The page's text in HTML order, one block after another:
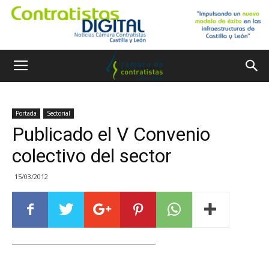
Portada Sectorial
Publicado el V Convenio
colectivo del sector
15/03/2012